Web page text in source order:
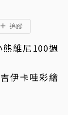
追蹤
維尼100週
伊卡哇彩繪